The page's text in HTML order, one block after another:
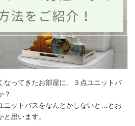
なってきたお部屋に、３点ユニットバ
？
ニットバスをなんとかしないと…とお
思います。